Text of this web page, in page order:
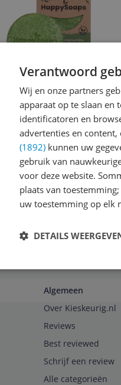
Shampoo
Bar - Aloë You Vera
Much - 70gr
v.a. € 8,95
5 prijzen
Ga naar goedkoopste
Algemeen
Over Kieskeurig.nl
Reviews
Best reviewed
Schrijf een review
Alle categorieën
Verantwoord
Wij en onze partners
apparaat op te slaan en
identificatoren en
advertenties en
(1892) kunnen uw
gebruik van
voor deze website.
plaats van
uw toestemming op elk
DETAILS